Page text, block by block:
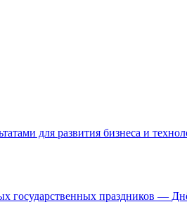
для развития бизнеса и
государственных праздников —